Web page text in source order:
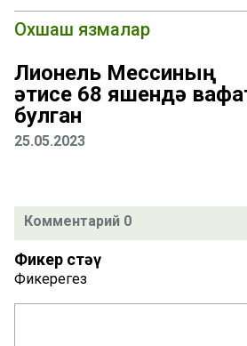
Охшаш язмалар
Лионель Мессиның
әтисе 68 яшендә
булган
25.05.2023
Комментарий 0
Фикер өстәү
Фикерегез